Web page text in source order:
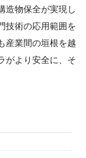
造物保全が実現し
技術の応用範囲を
産業間の垣根を越
がより安全に、そ